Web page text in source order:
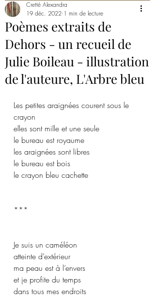
Poèmes extraits de
Dehors - un recueil de
Julie Boileau - illustration
de l'auteure, L'Arbre bleu
Cretté Alexandra
19 déc. 2022 1 min de lecture
Les petites araignées courent sous le
crayon
elles sont mille et une seule
le bureau est royaume
les araignées sont libres
le bureau est bois
le crayon bleu cachette
***
Je suis un caméléon
atteinte d’extérieur
ma peau est à l’envers
et je profite du temps
dans tous mes endroits